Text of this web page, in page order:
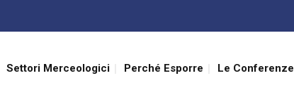
Settori Merceologici Perché Esporre Le Conferenze